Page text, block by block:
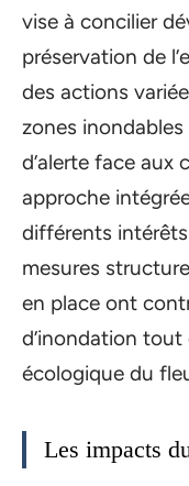
vise à concilier
préservation de
des actions
zones inondables
d’alerte face aux
approche
différents
mesures
en place ont
d’inondation tout
écologique du
Les impacts